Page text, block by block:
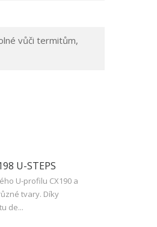
vůči termitům,
U-STEPS
U-profilu CX190 a
tvary. Díky
de...